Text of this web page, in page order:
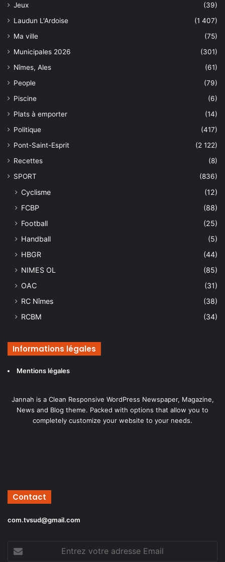
Jeux
(39)
Laudun L'Ardoise
(1 407)
Ma ville
(75)
Municipales 2026
(301)
Nîmes, Ales
(61)
People
(79)
Piscine
(6)
Plats à emporter
(14)
Politique
(417)
Pont-Saint-Esprit
(2 122)
Recettes
(8)
SPORT
(836)
Cyclisme
(12)
FCBP
(88)
Football
(25)
Handball
(5)
HBGR
(44)
NIMES OL
(85)
OAC
(31)
RC Nîmes
(38)
RCBM
(34)
Informations légales
Mentions légales
Jannah is a Clean Responsive WordPress Newspaper, Magazine,
News and Blog theme. Packed with options that allow you to
completely customize your website to your needs.
Contact
com.tvsud@gmail.com
votre